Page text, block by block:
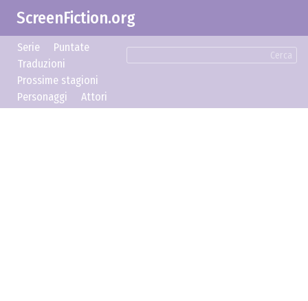
ScreenFiction.org
Cerca
Serie
Puntate
Traduzioni
Prossime stagioni
Personaggi
Attori